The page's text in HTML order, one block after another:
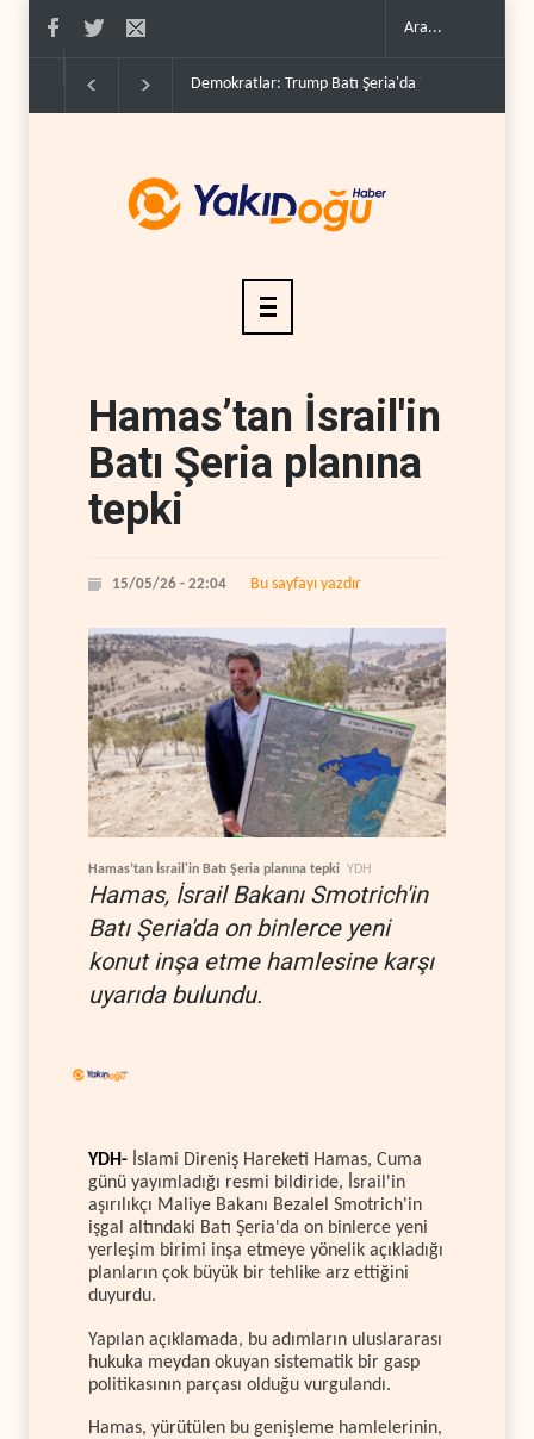
Demokratlar: Trump Batı Şeria'da işgalci
Hamas’tan İsrail'in
Batı Şeria planına
tepki
15/05/26 - 22:04 Bu sayfayı yazdır
Hamas’tan İsrail'in Batı Şeria planına tepki YDH
Hamas, İsrail Bakanı Smotrich'in
Batı Şeria'da on binlerce yeni
konut inşa etme hamlesine karşı
uyarıda bulundu.
YDH- İslami Direniş Hareketi Hamas, Cuma
günü yayımladığı resmi bildiride, İsrail'in
aşırılıkçı Maliye Bakanı Bezalel Smotrich'in
işgal altındaki Batı Şeria'da on binlerce yeni
yerleşim birimi inşa etmeye yönelik açıkladığı
planların çok büyük bir tehlike arz ettiğini
duyurdu.
Yapılan açıklamada, bu adımların uluslararası
hukuka meydan okuyan sistematik bir gasp
politikasının parçası olduğu vurgulandı.
Hamas, yürütülen bu genişleme hamlelerinin,